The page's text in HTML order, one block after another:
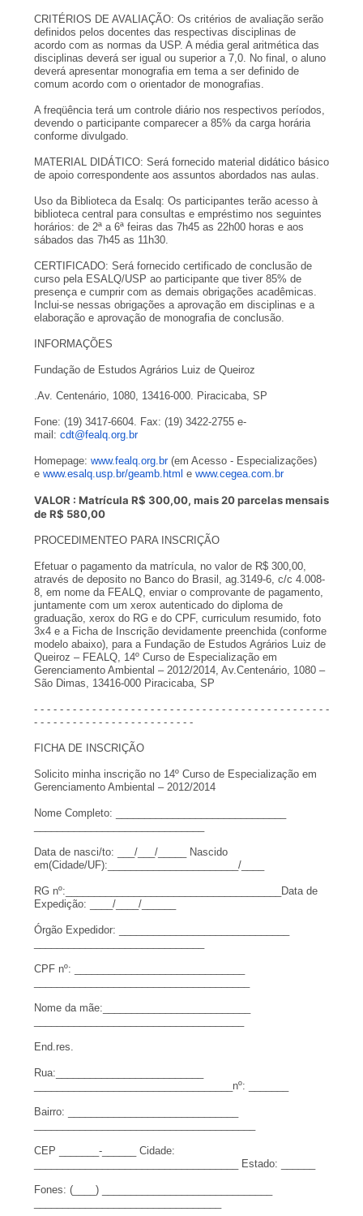
CRITÉRIOS DE AVALIAÇÃO: Os critérios de avaliação serão
definidos pelos docentes das respectivas disciplinas de
acordo com as normas da USP. A média geral aritmética das
disciplinas deverá ser igual ou superior a 7,0. No final, o aluno
deverá apresentar monografia em tema a ser definido de
comum acordo com o orientador de monografias.
A freqüência terá um controle diário nos respectivos períodos,
devendo o participante comparecer a 85% da carga horária
conforme divulgado.
MATERIAL DIDÁTICO: Será fornecido material didático básico
de apoio correspondente aos assuntos abordados nas aulas.
Uso da Biblioteca da Esalq: Os participantes terão acesso à
biblioteca central para consultas e empréstimo nos seguintes
horários: de 2ª a 6ª feiras das 7h45 as 22h00 horas e aos
sábados das 7h45 as 11h30.
CERTIFICADO: Será fornecido certificado de conclusão de
curso pela ESALQ/USP ao participante que tiver 85% de
presença e cumprir com as demais obrigações acadêmicas.
Inclui-se nessas obrigações a aprovação em disciplinas e a
elaboração e aprovação de monografia de conclusão.
INFORMAÇÕES
Fundação de Estudos Agrários Luiz de Queiroz
.Av. Centenário, 1080, 13416-000. Piracicaba, SP
Fone: (19) 3417-6604. Fax: (19) 3422-2755 e-
mail: cdt@fealq.org.br
Homepage: www.fealq.org.br(em Acesso - Especializações)
e www.esalq.usp.br/geamb.html e www.cegea.com.br
VALOR : Matrícula R$ 300,00, mais 20 parcelas mensais
de R$ 580,00
PROCEDIMENTEO PARA INSCRIÇÃO
Efetuar o pagamento da matrícula, no valor de R$ 300,00,
através de deposito no Banco do Brasil, ag.3149-6, c/c 4.008-
8, em nome da FEALQ, enviar o comprovante de pagamento,
juntamente com um xerox autenticado do diploma de
graduação, xerox do RG e do CPF, curriculum resumido, foto
3x4 e a Ficha de Inscrição devidamente preenchida (conforme
modelo abaixo), para a Fundação de Estudos Agrários Luiz de
Queiroz – FEALQ, 14º Curso de Especialização em
Gerenciamento Ambiental – 2012/2014, Av.Centenário, 1080 –
São Dimas, 13416-000 Piracicaba, SP
- - - - - - - - - - - - - - - - - - - - - - - - - - - - - - - - - - - - - - - - - - - - - -
- - - - - - - - - - - - - - - - - - - - - - - - -
FICHA DE INSCRIÇÃO
Solicito minha inscrição no 14º Curso de Especialização em
Gerenciamento Ambiental – 2012/2014
Nome Completo: ______________________________
Data de nasci/to: ___/___/_____ Nascido
em(Cidade/UF):________________
_______/____
RG nº:___________________________
___________Data de
Expedição: ____/____/______
Órgão Expedidor: ______________________________
CPF nº: ______________________________
Nome da mãe:__________________________
End.res.
Rua:__________________________
_____nº: _______
Bairro: ______________________________
CEP _______-______ Cidade:
______ Estado: ______
Fones: (____) ______________________________